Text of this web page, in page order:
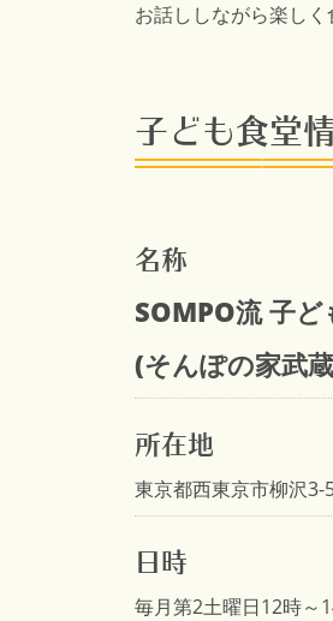
お話ししながら楽し
子ども食堂
名称
SOMPO流 子ど
(そんぽの家武
所在地
東京都西東京市柳沢3-
日時
毎月第2土曜日12時～